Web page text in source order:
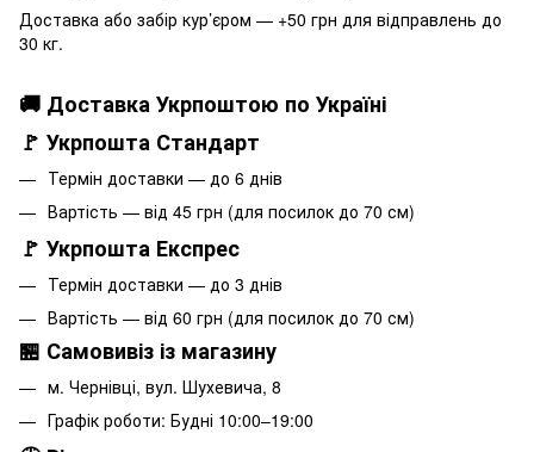
Доставка або забір кур’єром — +50 грн для відправлень до
30 кг.
🚚 Доставка Укрпоштою по Україні
🚩 Укрпошта Стандарт
Термін доставки — до 6 днів
Вартість — від 45 грн (для посилок до 70 см)
🚩 Укрпошта Експрес
Термін доставки — до 3 днів
Вартість — від 60 грн (для посилок до 70 см)
🏪 Самовивіз із магазину
м. Чернівці, вул. Шухевича, 8
Графік роботи: Будні 10:00–19:00